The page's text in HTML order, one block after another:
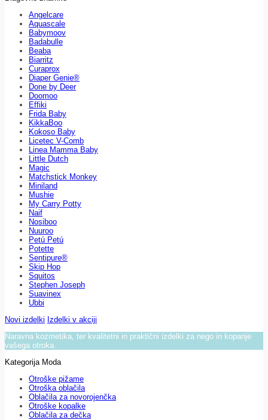
Angelcare
Aquascale
Babymoov
Badabulle
Beaba
Biarritz
Curaprox
Diaper Genie®
Done by Deer
Doomoo
Effiki
Frida Baby
KikkaBoo
Kokoso Baby
Licetec V-Comb
Linea Mamma Baby
Little Dutch
Magic
Matchstick Monkey
Miniland
Mushie
My Carry Potty
Naif
Nosiboo
Nuuroo
Petú Petú
Potette
Sentipure®
Skip Hop
Squitos
Stephen Joseph
Suavinex
Ubbi
Novi izdelki Izdelki v akciji
Naravna kozmetika, ter kvalitetni in praktični izdelki za nego in kopanje
vašega otroka.
Kategorija Moda
Otroške pižame
Otroška oblačila
Oblačila za novorojenčka
Otroške kopalke
Oblačila za dečka